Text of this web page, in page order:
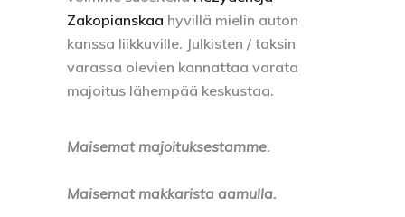
Zakopianskaa hyvillä mielin auton
kanssa liikkuville. Julkisten / taksin
varassa olevien kannattaa varata
majoitus lähempää keskustaa.
Maisemat majoituksestamme.
Maisemat makkarista aamulla.